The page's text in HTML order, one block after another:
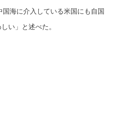
海に介入している米国にも自国
い」と述べた。